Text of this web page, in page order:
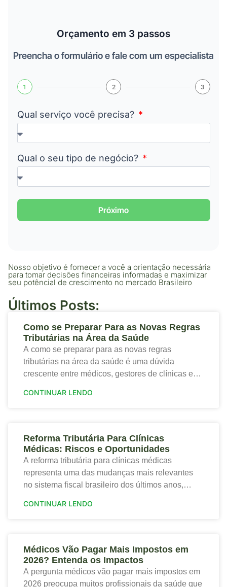
Orçamento em 3 passos
Preencha o formulário e fale com um especialista
1 2 3
Qual serviço você precisa?
Qual o seu tipo de negócio?
Próximo
Nosso objetivo é fornecer a você a orientação necessária
para tomar decisões financeiras informadas e maximizar
seu potêncial de crescimento no mercado Brasileiro
Últimos Posts:
Como se Preparar Para as Novas Regras
Tributárias na Área da Saúde
A como se preparar para as novas regras
tributárias na área da saúde é uma dúvida
crescente entre médicos, gestores de clínicas e
financeira
CONTINUAR LENDO
Reforma Tributária Para Clínicas
Médicas: Riscos e Oportunidades
A reforma tributária para clínicas médicas
representa uma das mudanças mais relevantes
no sistema fiscal brasileiro dos últimos anos,
setor de saúde. Portanto,
CONTINUAR LENDO
Médicos Vão Pagar Mais Impostos em
2026? Entenda os Impactos
A pergunta médicos vão pagar mais impostos em
2026 preocupa muitos profissionais da saúde que